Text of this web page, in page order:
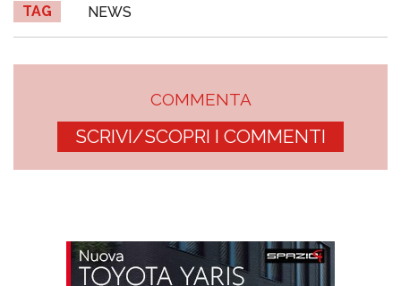
TAG NEWS
COMMENTA
SCRIVI/SCOPRI I COMMENTI